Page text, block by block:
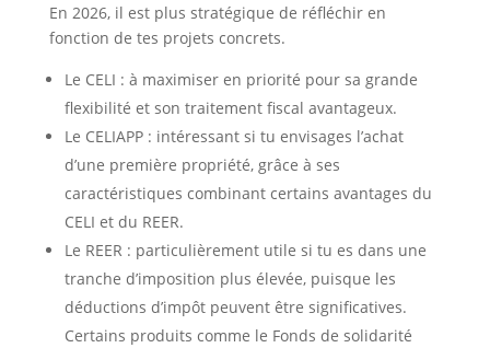
En 2026, il est plus stratégique de réfléchir en
fonction de tes projets concrets.
Le CELI : à maximiser en priorité pour sa grande
flexibilité et son traitement fiscal avantageux.
Le CELIAPP : intéressant si tu envisages l’achat
d’une première propriété, grâce à ses
caractéristiques combinant certains avantages du
CELI et du REER.
Le REER : particulièrement utile si tu es dans une
tranche d’imposition plus élevée, puisque les
déductions d’impôt peuvent être significatives.
Certains produits comme le Fonds de solidarité